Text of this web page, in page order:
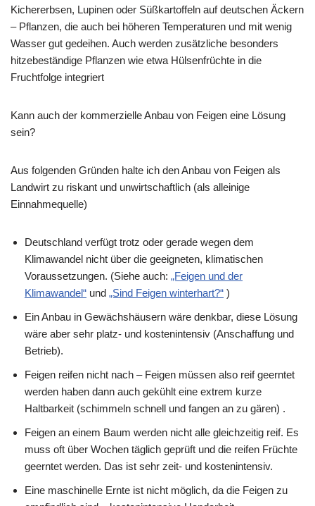
Kichererbsen, Lupinen oder Süßkartoffeln auf deutschen Äckern
– Pflanzen, die auch bei höheren Temperaturen und mit wenig
Wasser gut gedeihen. Auch werden zusätzliche besonders
hitzebeständige Pflanzen wie etwa Hülsenfrüchte in die
Fruchtfolge integriert
Kann auch der kommerzielle Anbau von Feigen eine Lösung
sein?
Aus folgenden Gründen halte ich den Anbau von Feigen als
Landwirt zu riskant und unwirtschaftlich (als alleinige
Einnahmequelle)
Deutschland verfügt trotz oder gerade wegen dem
Klimawandel nicht über die geeigneten, klimatischen
Voraussetzungen. (Siehe auch: „Feigen und der
Klimawandel“ und „Sind Feigen winterhart?“ )
Ein Anbau in Gewächshäusern wäre denkbar, diese Lösung
wäre aber sehr platz- und kostenintensiv (Anschaffung und
Betrieb).
Feigen reifen nicht nach – Feigen müssen also reif geerntet
werden haben dann auch gekühlt eine extrem kurze
Haltbarkeit (schimmeln schnell und fangen an zu gären) .
Feigen an einem Baum werden nicht alle gleichzeitig reif. Es
muss oft über Wochen täglich geprüft und die reifen Früchte
geerntet werden. Das ist sehr zeit- und kostenintensiv.
Eine maschinelle Ernte ist nicht möglich, da die Feigen zu